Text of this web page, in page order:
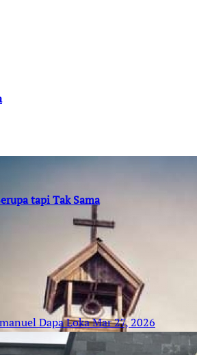
tapi Tak Sama
Dapa LokaMar 27, 2026